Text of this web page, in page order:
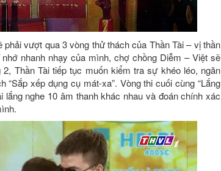
vượt qua 3 vòng thử thách của Thần Tài – vị thần
nhanh nhạy của mình, chợ chồng Diễm – Việt sẽ
Thần Tài tiếp tục muốn kiểm tra sự khéo léo, ngăn
xếp dụng cụ mát-xa”. Vòng thi cuối cùng “Lắng
nghe 10 âm thanh khác nhau và đoán chính xác